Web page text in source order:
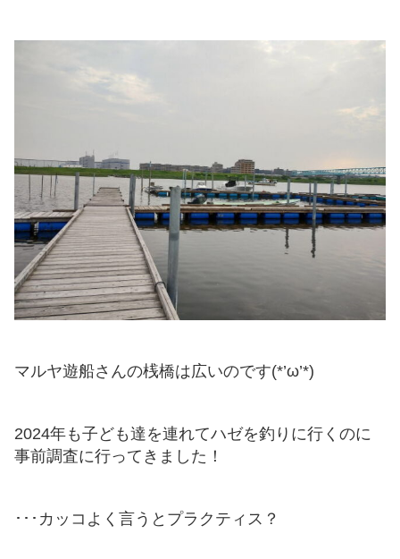
マルヤ遊船さんの桟橋は広いのです(*’ω’*)
2024年も子ども達を連れてハゼを釣りに行くのに
事前調査に行ってきました！
･･･カッコよく言うとプラクティス？